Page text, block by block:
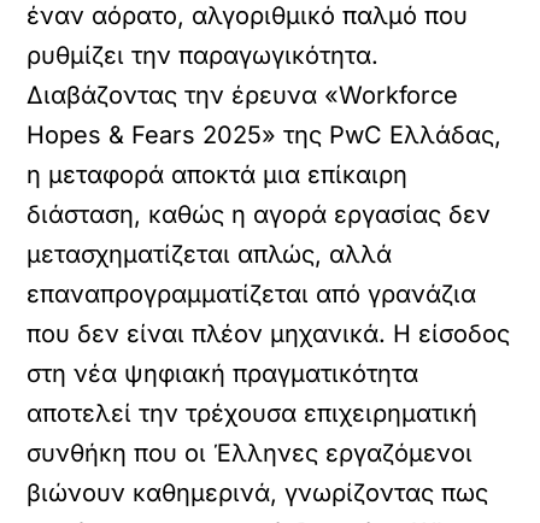
έναν αόρατο, αλγοριθμικό παλμό που
ρυθμίζει την παραγωγικότητα.
Διαβάζοντας την έρευνα «Workforce
Hopes & Fears 2025» της PwC Ελλάδας,
η μεταφορά αποκτά μια επίκαιρη
διάσταση, καθώς η αγορά εργασίας δεν
μετασχηματίζεται απλώς, αλλά
επαναπρογραμματίζεται από γρανάζια
που δεν είναι πλέον μηχανικά. Η είσοδος
στη νέα ψηφιακή πραγματικότητα
αποτελεί την τρέχουσα επιχειρηματική
συνθήκη που οι Έλληνες εργαζόμενοι
βιώνουν καθημερινά, γνωρίζοντας πως